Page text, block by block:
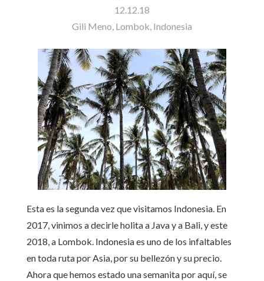
12.12.18
Gili Meno, Lombok, Indonesia
Esta es la segunda vez que visitamos Indonesia. En
2017, vinimos a decirle holita a Java y a Bali, y este
2018, a Lombok. Indonesia es uno de los infaltables
en toda ruta por Asia, por su bellezón y su precio.
Ahora que hemos estado una semanita por aquí, se